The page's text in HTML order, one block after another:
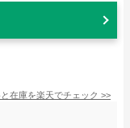
在庫を楽天でチェック >>